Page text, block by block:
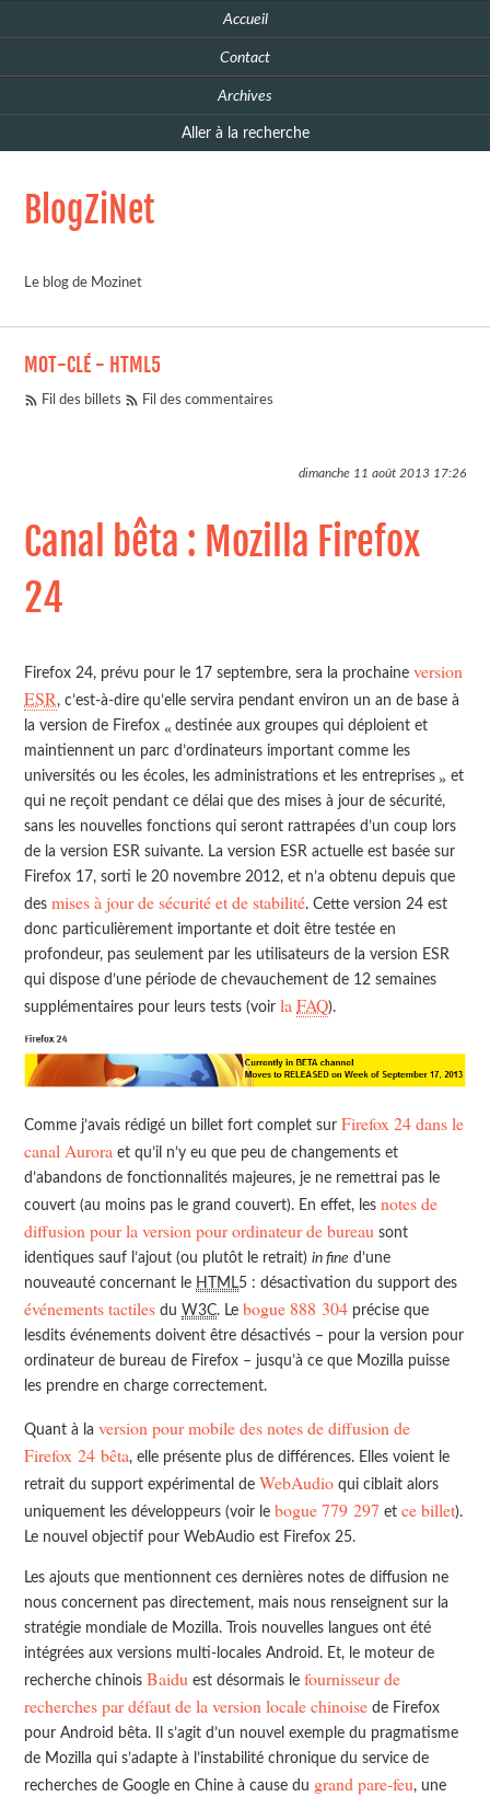
Accueil
Contact
Archives
Aller à la recherche
BlogZiNet
Le blog de Mozinet
MOT-CLÉ - HTML5
Fil des billets Fil des commentaires
dimanche 11 août 201317:26
Canal bêta : Mozilla Firefox
24
Firefox 24, prévu pour le 17 septembre, sera la prochaineversion
ESR , c’est-à-dire qu’elle servira pendant environ un an de base à
la version de Firefox
destinée aux groupes qui déploient et
maintiennent un parc d’ordinateurs important comme les
universités ou les écoles, les administrations et les entreprises
et
qui ne reçoit pendant ce délai que des mises à jour de sécurité,
sans les nouvelles fonctions qui seront rattrapées d’un coup lors
de la version ESR suivante. La version ESR actuelle est basée sur
Firefox 17, sorti le 20 novembre 2012, et n’a obtenu depuis que
desmises à jour de sécurité et de stabilité. Cette version 24 est
donc particulièrement importante et doit être testée en
profondeur, pas seulement par les utilisateurs de la version ESR
qui dispose d’une période de chevauchement de 12 semaines
supplémentaires pour leurs tests (voirlaFAQ).
Comme j’avais rédigé un billet fort complet surFirefox 24 dans le
canal Aurora et qu’il n’y eu que peu de changements et
d’abandons de fonctionnalités majeures, je ne remettrai pas le
couvert (au moins pas le grand couvert). En effet, lesnotes de
diffusion pour la version pour ordinateur de bureau sont
identiques sauf l’ajout (ou plutôt le retrait)in fine d’une
nouveauté concernant le HTML5 : désactivation du support des
événements tactiles duW3C. Lebogue 888 304 précise que
lesdits événements doivent être désactivés – pour la version pour
ordinateur de bureau de Firefox – jusqu’à ce que Mozilla puisse
les prendre en charge correctement.
Quant à laversion pour mobile des notes de diffusion de
Firefox 24 bêta, elle présente plus de différences. Elles voient le
retrait du support expérimental de WebAudio qui ciblait alors
uniquement les développeurs (voir lebogue 779 297 etce billet).
Le nouvel objectif pour WebAudio est Firefox 25.
Les ajouts que mentionnent ces dernières notes de diffusion ne
nous concernent pas directement, mais nous renseignent sur la
stratégie mondiale de Mozilla. Trois nouvelles langues ont été
intégrées aux versions multi-locales Android. Et, le moteur de
recherche chinoisBaidu est désormais lefournisseur de
recherches par défaut de la version locale chinoise de Firefox
pour Android bêta. Il s’agit d’un nouvel exemple du pragmatisme
de Mozilla qui s’adapte à l’instabilité chronique du service de
recherches de Google en Chine à cause du grand pare-feu, une